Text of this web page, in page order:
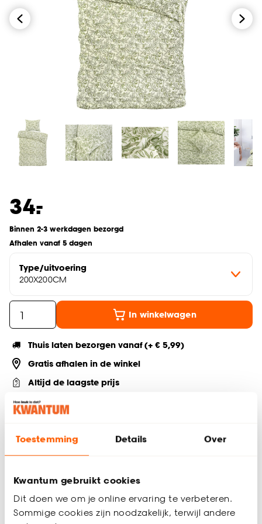
Toestemming Details Over
Kwantum gebruikt cookies
Dit doen we om je online ervaring te verbeteren.
Sommige cookies zijn noodzakelijk, terwijl andere
34.
-
Binnen 2-3 werkdagen bezorgd
Afhalen vanaf 5 dagen
Type/uitvoering
200X200CM
In winkelwagen
Thuis laten bezorgen vanaf (+ € 5,99)
Gratis afhalen in de winkel
Altijd de laagste prijs
Deel jouw product & volg ons op social
Geschikt voor 200×200 cm dekbed
Inclusief 2 kussenslopen
Inclusief instopstrook